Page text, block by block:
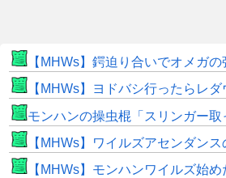
【MHWs】鍔迫り合いでオメガの強さ
【MHWs】ヨドバシ行ったらレダウのキーホ
モンハンの操虫棍「スリンガー取って…猟虫強化して…エ
【MHWs】ワイルズアセンダンスのためにPS5pro買おう
【MHWs】モンハンワイルズ始めた